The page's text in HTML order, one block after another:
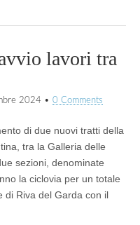
lavori tra
2024 • 0 Comments
di due nuovi tratti della
tra la Galleria delle
sezioni, denominate
la ciclovia per un totale
di Riva del Garda con il